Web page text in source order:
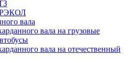
вала
вала на грузовые
вала на отечественный